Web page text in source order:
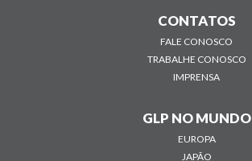
CONTATOS
FALE CONOSCO
TRABALHE CONOSCO
IMPRENSA
GLP NO MUNDO
EUROPA
JAPÃO